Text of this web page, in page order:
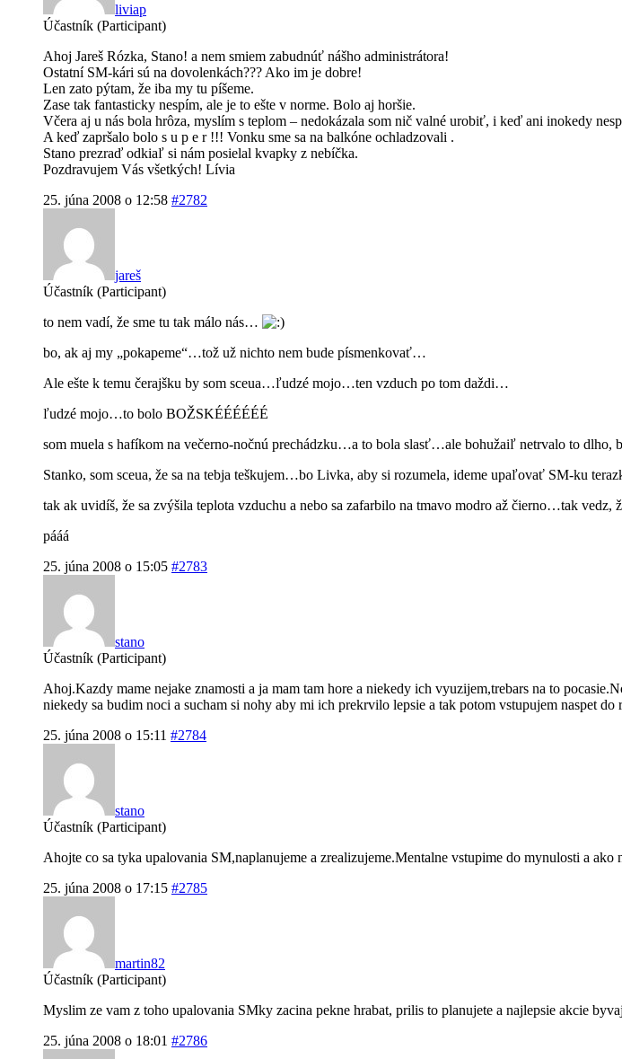
liviap
Účastník (Participant)
Ahoj Jareš Rózka, Stano! a nem smiem zabudnúť nášho administrátora!
Ostatní SM-kári sú na dovolenkách??? Ako im je dobre!
Len zato pýtam, že iba my tu píšeme.
Zase tak fantasticky nespím, ale je to ešte v norme. Bolo aj horšie.
Včera aj u nás bola hrôza, myslím s teplom – nedokázala som nič valné urobiť, i keď ani inokedy
A keď zapršalo bolo s u p e r !!! Vonku sme sa na balkóne ochladzovali .
Stano prezraď odkiaľ si nám posielal kvapky z nebíčka.
Pozdravujem Vás všetkých! Lívia
25. júna 2008 o 12:58 #2782
jareš
Účastník (Participant)
to nem vadí, že sme tu tak málo nás…
bo, ak aj my „pokapeme“…tož už nichto nem bude písmenkovať…
Ale ešte k temu čerajšku by som sceua…ľudzé mojo…ten vzduch po tom daždi…
ľudzé mojo…to bolo BOŽSKÉÉÉÉÉÉ
som muela s hafíkom na večerno-nočnú prechádzku…a to bola slasť…ale bohužaiľ netrvalo to dlho,
Stanko, som sceua, že sa na tebja teškujem…bo Livka, aby si rozumela, ideme upaľovať SM-ku
tak ak uvidíš, že sa zvýšila teplota vzduchu a nebo sa zafarbilo na tmavo modro až čierno…tak
pááá
25. júna 2008 o 15:05 #2783
stano
Účastník (Participant)
Ahoj.Kazdy mame nejake znamosti a ja mam tam hore a niekedy ich vyuzijem,trebars na to
niekedy sa budim noci a sucham si nohy aby mi ich prekrvilo lepsie a tak potom vstupujem naspet do
25. júna 2008 o 15:11 #2784
stano
Účastník (Participant)
Ahojte co sa tyka upalovania SM,naplanujeme a zrealizujeme.Mentalne vstupime do mynulosti a
25. júna 2008 o 17:15 #2785
martin82
Účastník (Participant)
Myslim ze vam z toho upalovania SMky zacina pekne hrabat, prilis to planujete a najlepsie akcie
25. júna 2008 o 18:01 #2786